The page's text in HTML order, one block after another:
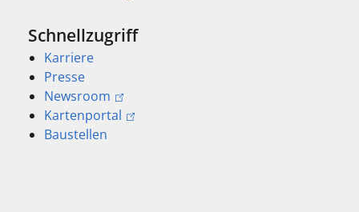
Schnellzugriff
Karriere
Presse
Newsroom
Kartenportal
Baustellen